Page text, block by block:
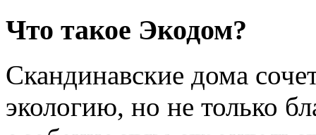
Что такое Экодом?
Скандинавские дома
экологию, но не только